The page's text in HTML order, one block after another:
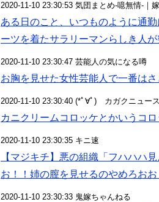
2020-11-10 23:30:53 気団まとめ-噫無情-｜
ある日のこと、いつものように通
ーツを着たサラリーマンらしき人
2020-11-10 23:30:47 芸能人の気になる噂
お胸を見せた女性芸能人で一番は
2020-11-10 23:30:40 (*ﾟ∀ﾟ)ゞカガクニュー
カニクリームコロッケとかいうコ
2020-11-10 23:30:35 キニ速
【マジキチ】悪の組織「フハハハ
お！！姉の膣を見せるのやめろおお
2020-11-10 23:30:33 鬼嫁ちゃんねる